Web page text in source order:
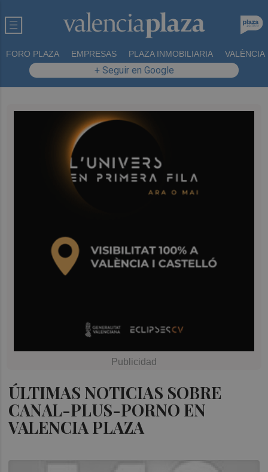
FORO PLAZA EMPRESAS PLAZA INMOBILIARIA VALÈNCIA
+ Seguir en Google
ÚLTIMAS NOTICIAS SOBRE
CANAL-PLUS-PORNO EN
VALENCIA PLAZA